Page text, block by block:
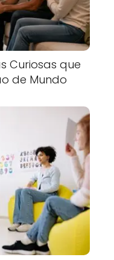
Curiosas que
de Mundo